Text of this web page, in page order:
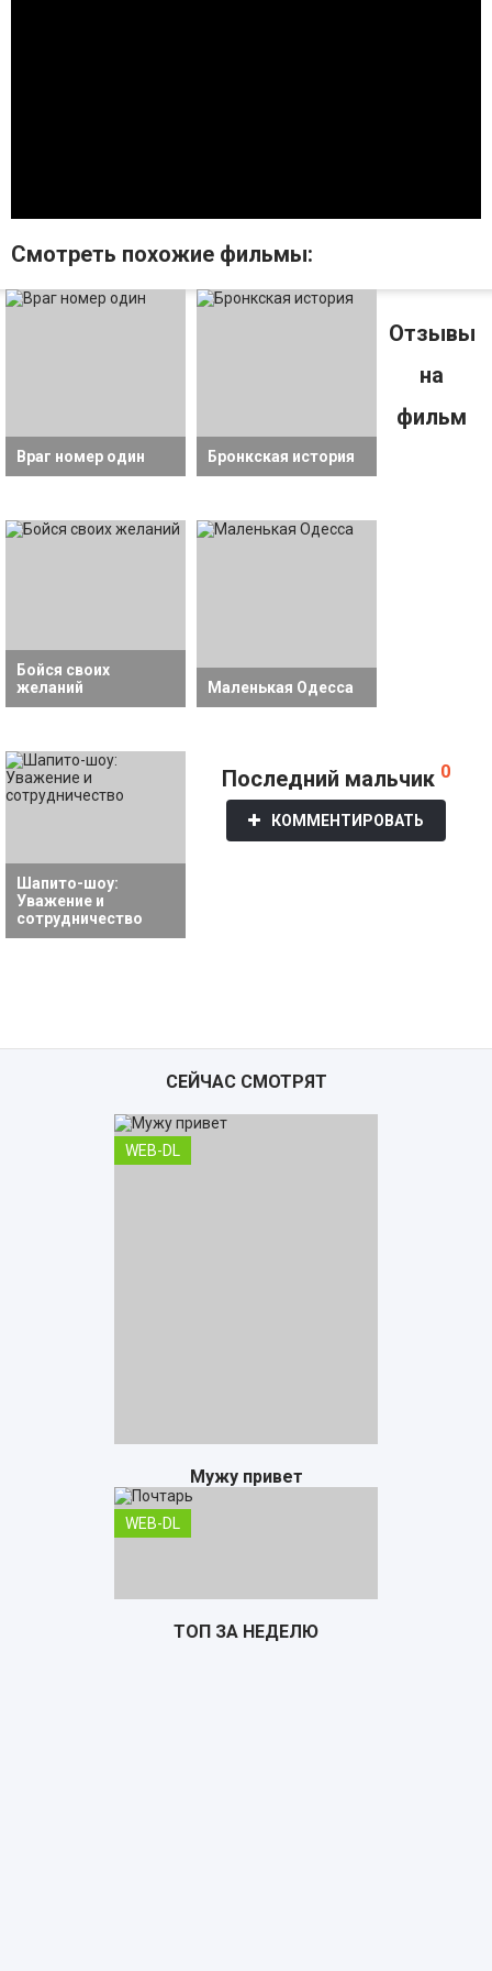
Смотрeть похожие фильмы:
Враг номер один Бронкская история
Бойся своих
желаний
Маленькая Одесса
Шапито-шоу:
Уважение и
сотрудничество
Отзывы
на
фильм
Последний мальчик 0
КОММЕНТИРОВАТЬ
СЕЙЧАС СМОТРЯТ
WEB-DL
Мужу привет
WEB-DL
ТОП ЗА НЕДЕЛЮ